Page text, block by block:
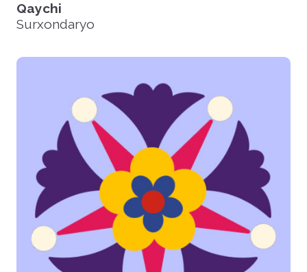
Qaychi
Surxondaryo